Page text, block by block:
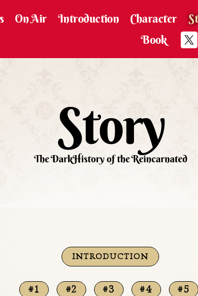
On Air Introduction Character
Book
INTRODUCTION
#1 #2 #3 #4 #5